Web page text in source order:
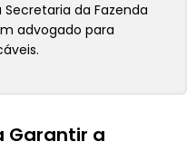
da Fazenda
advogado para
Garantir a